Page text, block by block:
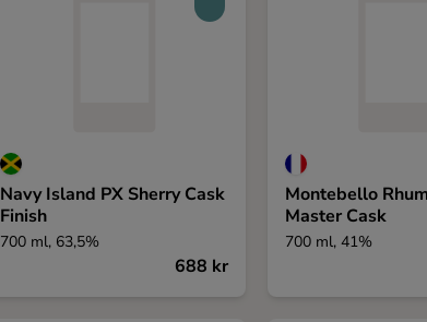
Navy Island PX Sherry Cask
Finish
700 ml, 63,5%
688 kr
Montebello
Master Cask
700 ml, 41%